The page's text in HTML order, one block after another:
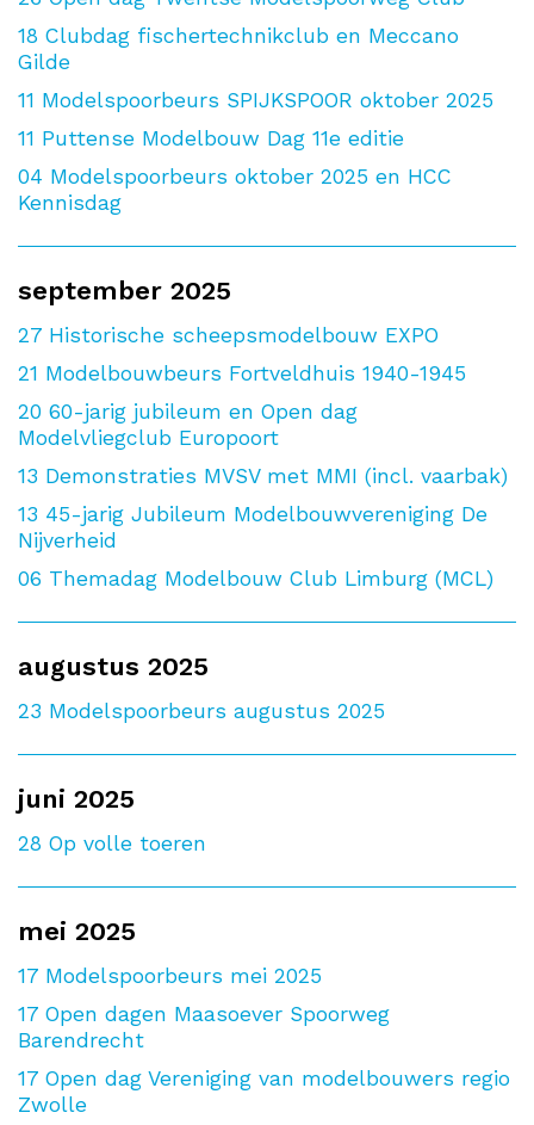
18 Clubdag fischertechnikclub en Meccano
Gilde
11 Modelspoorbeurs SPIJKSPOOR oktober 2025
11 Puttense Modelbouw Dag 11e editie
04 Modelspoorbeurs oktober 2025 en HCC
Kennisdag
september 2025
27 Historische scheepsmodelbouw EXPO
21 Modelbouwbeurs Fortveldhuis 1940-1945
20 60-jarig jubileum en Open dag
Modelvliegclub Europoort
13 Demonstraties MVSV met MMI (incl. vaarbak)
13 45-jarig Jubileum Modelbouwvereniging De
Nijverheid
06 Themadag Modelbouw Club Limburg (MCL)
augustus 2025
23 Modelspoorbeurs augustus 2025
juni 2025
28 Op volle toeren
mei 2025
17 Modelspoorbeurs mei 2025
17 Open dagen Maasoever Spoorweg
Barendrecht
17 Open dag Vereniging van modelbouwers regio
Zwolle